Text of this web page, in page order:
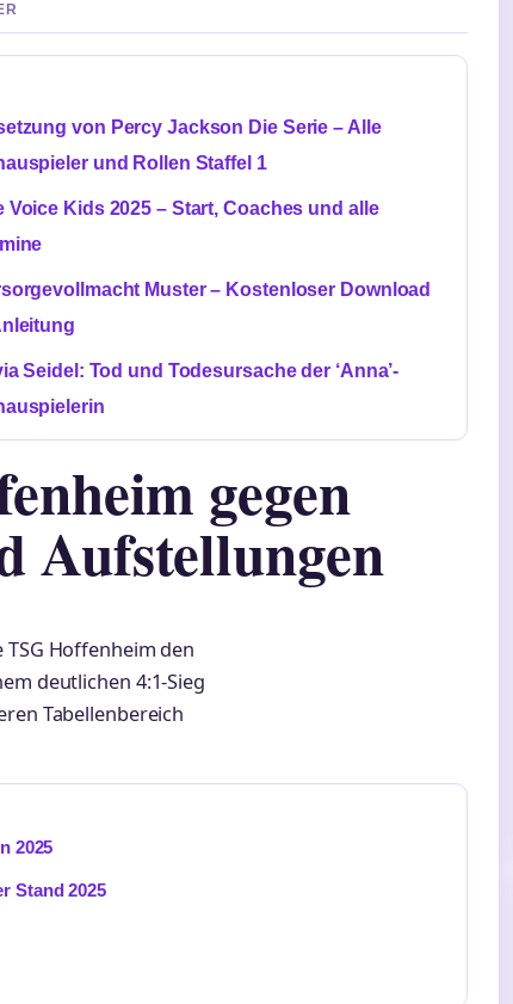
von Percy Jackson Die Serie – Alle
und Rollen Staffel 1
Voice Kids 2025 – Start, Coaches und alle
Muster – Kostenloser Download
Seidel: Tod und Todesursache der ‘Anna’-
gegen
Aufstellungen
Hoffenheim den
deutlichen 4:1-Sieg
Tabellenbereich
2025
Stand 2025